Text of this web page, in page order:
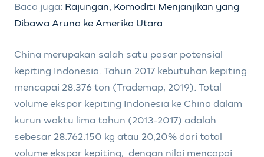
Baca juga: Rajungan, Komoditi Menjanjikan yang
Dibawa Aruna ke Amerika Utara
China merupakan salah satu pasar potensial
kepiting Indonesia. Tahun 2017 kebutuhan kepiting
mencapai 28.376 ton (Trademap, 2019). Total
volume ekspor kepiting Indonesia ke China dalam
kurun waktu lima tahun (2013-2017) adalah
sebesar 28.762.150 kg atau 20,20% dari total
volume ekspor kepiting, dengan nilai mencapai